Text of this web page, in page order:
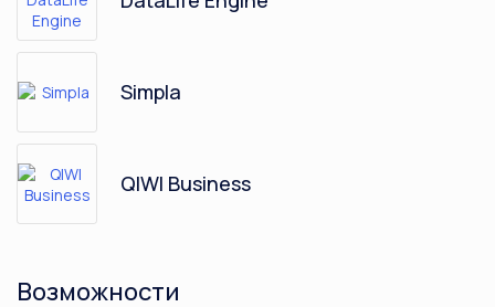
Simpla
QIWI Business
Возможности